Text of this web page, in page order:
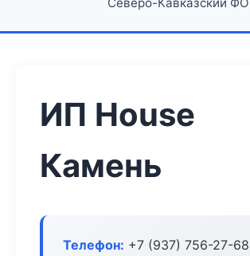
ИП House
Камень
Телефон: +7 (937) 756-27-68